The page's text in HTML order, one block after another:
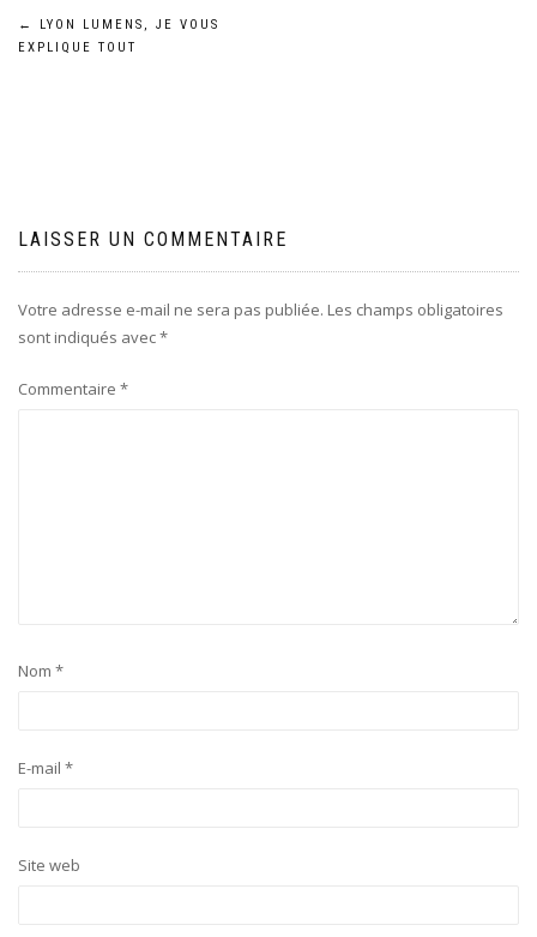
Navigation
←
LYON LUMENS, JE VOUS
EXPLIQUE TOUT
LAISSER UN COMMENTAIRE
Votre adresse e-mail ne sera pas publiée. Les champs obligatoires
sont indiqués avec*
Commentaire *
Nom *
E-mail *
Site web